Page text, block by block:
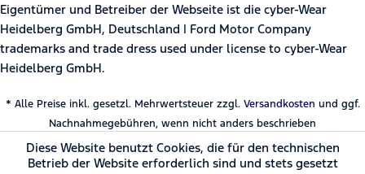
Eigentümer und Betreiber der Webseite ist die cyber-Wear
Heidelberg GmbH, Deutschland | Ford Motor Company
trademarks and trade dress used under license to cyber-Wear
Heidelberg GmbH.
* Alle Preise inkl. gesetzl. Mehrwertsteuer zzgl. Versandkosten und ggf.
Nachnahmegebühren, wenn nicht anders beschrieben
Diese Website benutzt Cookies, die für den technischen
Betrieb der Website erforderlich sind und stets gesetzt